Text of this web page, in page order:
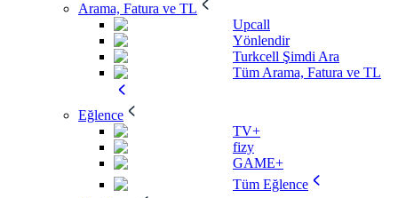
Arama, Fatura ve TL
Upcall
Yönlendir
Turkcell Şimdi Ara
Tüm Arama, Fatura ve TL
Eğlence
TV+
fizy
GAME+
Tüm Eğlence